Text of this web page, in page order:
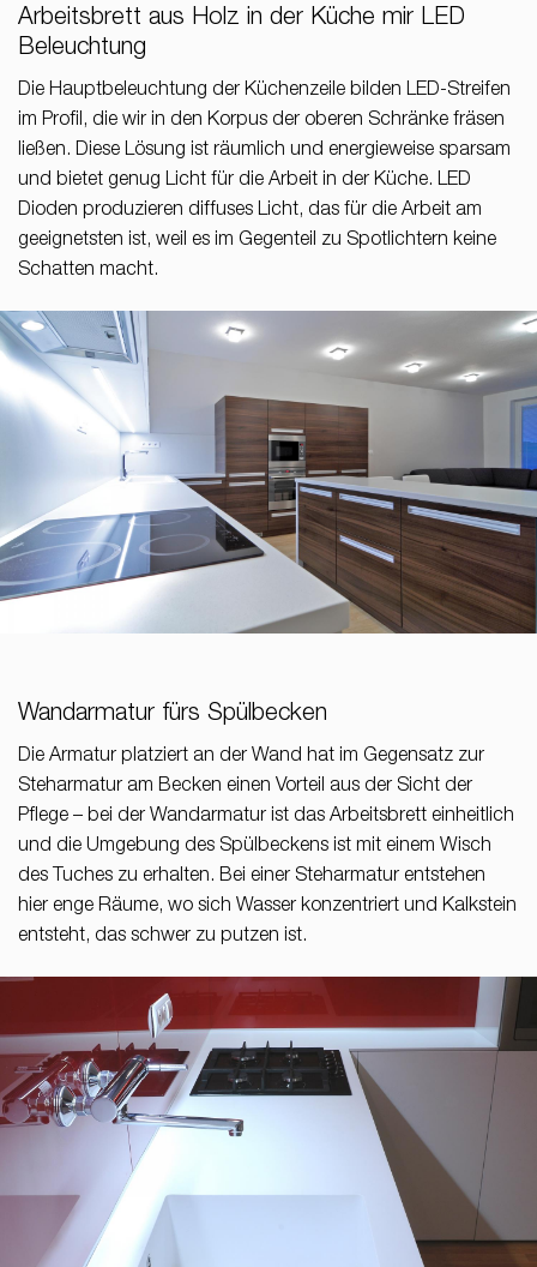
Arbeitsbrett aus Holz in der Küche mir LED
Beleuchtung
Die Hauptbeleuchtung der Küchenzeile bilden LED-Streifen
im Profil, die wir in den Korpus der oberen Schränke fräsen
ließen. Diese Lösung ist räumlich und energieweise sparsam
und bietet genug Licht für die Arbeit in der Küche. LED
Dioden produzieren diffuses Licht, das für die Arbeit am
geeignetsten ist, weil es im Gegenteil zu Spotlichtern keine
Schatten macht.
Wandarmatur fürs Spülbecken
Die Armatur platziert an der Wand hat im Gegensatz zur
Steharmatur am Becken einen Vorteil aus der Sicht der
Pflege – bei der Wandarmatur ist das Arbeitsbrett einheitlich
und die Umgebung des Spülbeckens ist mit einem Wisch
des Tuches zu erhalten. Bei einer Steharmatur entstehen
hier enge Räume, wo sich Wasser konzentriert und Kalkstein
entsteht, das schwer zu putzen ist.